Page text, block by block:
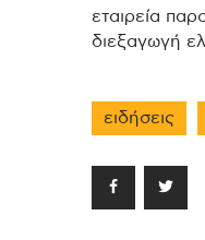
εταιρεία
διεξαγωγή
ειδήσεις